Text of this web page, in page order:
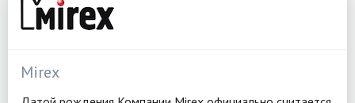
Mirex